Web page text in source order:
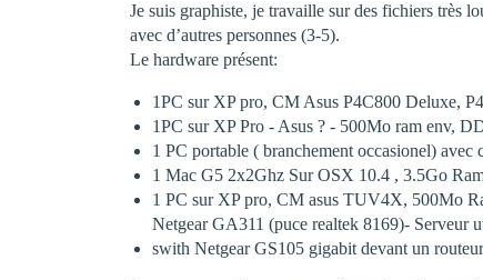
Je suis graphiste, je travaille sur des fichiers très
avec d’autres personnes (3-5).
Le hardware présent:
1PC sur XP pro, CM Asus P4C800 Deluxe,
1PC sur XP Pro - Asus ? - 500Mo ram env,
1 PC portable ( branchement occasionel) avec
1 Mac G5 2x2Ghz Sur OSX 10.4 , 3.5Go
1 PC sur XP pro, CM asus TUV4X, 500Mo
Netgear GA311 (puce realtek 8169)- Serveur
swith Netgear GS105 gigabit devant un